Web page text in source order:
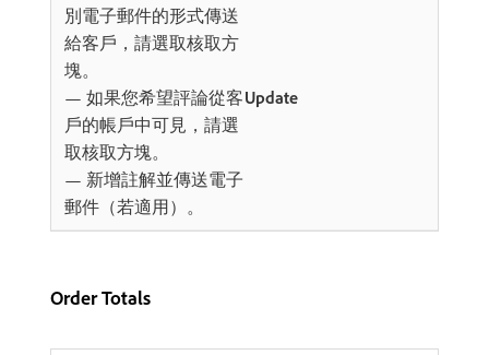
別電子郵件的形式傳送
給客戶，請選取核取方
塊。
— 如果您希望評論從客
戶的帳戶中可見，請選
取核取方塊。
Update
— 新增註解並傳送電子
郵件（若適用）。
Order Totals